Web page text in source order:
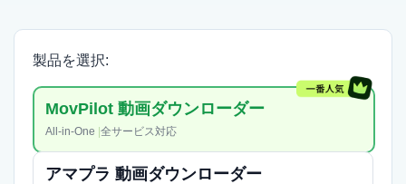
や他サービスの話題作、外で見つけた動画が気にな
ることはあります。動画との出会い方が広がるな
ら、All-in-Oneの価値も見えやすくなります。
製品を選択:
MovPilot 動画ダウンローダー
All-in-One |全サービス対応
アマプラ 動画ダウンローダー